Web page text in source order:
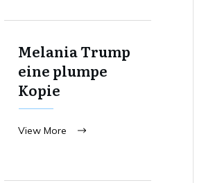
Melania Trump
eine plumpe
Kopie
View More